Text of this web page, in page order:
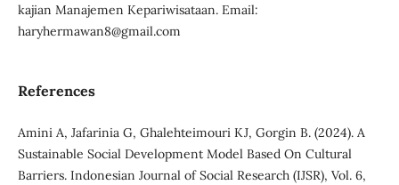
kajian Manajemen Kepariwisataan. Email:
haryhermawan8@gmail.com
References
Amini A, Jafarinia G, Ghalehteimouri KJ, Gorgin B. (2024). A
Sustainable Social Development Model Based On Cultural
Barriers. Indonesian Journal of Social Research (IJSR), Vol. 6,